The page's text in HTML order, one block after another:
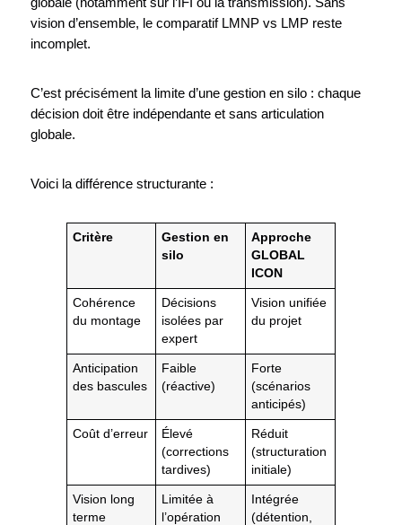
vision d’ensemble, le comparatif LMNP vs LMP reste
incomplet.
C’est précisément la limite d’une gestion en silo : chaque
décision doit être indépendante et sans articulation
globale.
Voici la différence structurante :
Critère
Gestion en
silo
Approche
GLOBAL
ICON
Cohérence
du montage
Décisions
isolées par
expert
Vision unifiée
du projet
Anticipation
des bascules
Faible
(réactive)
Forte
(scénarios
anticipés)
Coût d’erreur
Élevé
(corrections
tardives)
Réduit
(structuration
initiale)
Vision long
terme
Limitée à
l’opération
Intégrée
(détention,